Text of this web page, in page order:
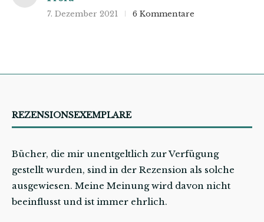
7. Dezember 2021 6 Kommentare
REZENSIONSEXEMPLARE
Bücher, die mir unentgeltlich zur Verfügung
gestellt wurden, sind in der Rezension als solche
ausgewiesen. Meine Meinung wird davon nicht
beeinflusst und ist immer ehrlich.